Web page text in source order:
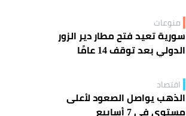
منوعات
سورية تعيد فتح مطار دير الزور
الدولي بعد توقف 14 عامًا
اقتصاد
الذهب يواصل الصعود لأعلى
مستوى في 7 أسابيع